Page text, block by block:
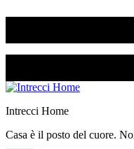
Intrecci Home
Casa è il posto del cuore.